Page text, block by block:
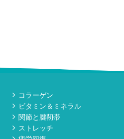
コラーゲン
ビタミン＆ミネラル
関節と腱靭帯
ストレッチ